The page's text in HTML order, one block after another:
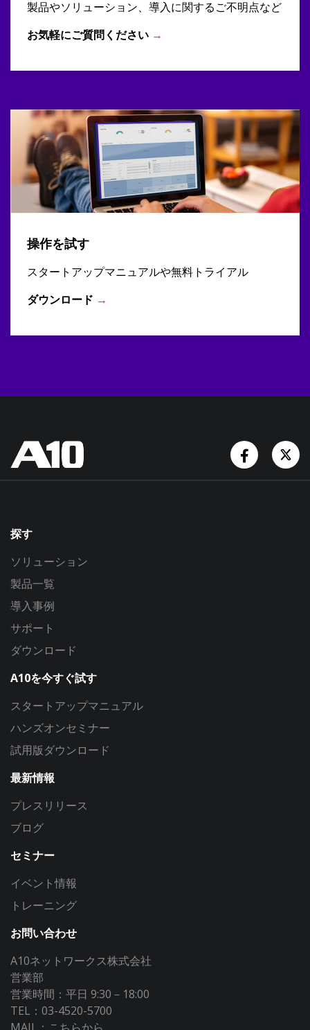
製品やソリューション、導入に関するご不明点など
お気軽にご質問ください →
操作を試す
スタートアップマニュアルや無料トライアル
ダウンロード →
探す
ソリューション
製品一覧
導入事例
サポート
ダウンロード
A10を今すぐ試す
スタートアップマニュアル
ハンズオンセミナー
試用版ダウンロード
最新情報
プレスリリース
ブログ
セミナー
イベント情報
トレーニング
お問い合わせ
A10ネットワークス株式会社
営業部
営業時間：平日 9:30－18:00
TEL：03-4520-5700